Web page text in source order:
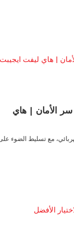
الأمان | هاي
مع تسليط الضوء